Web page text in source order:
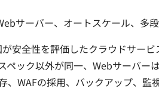
サーバー、オートスケール、多
安全性を評価したクラウドサー
ック以外が同一、Webサーバ
WAFの採用、バックアップ、監